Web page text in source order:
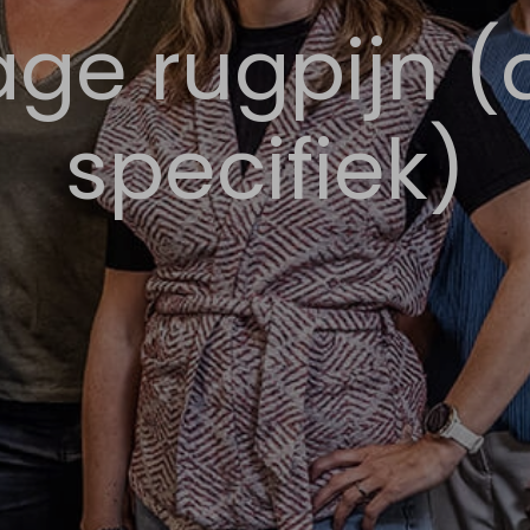
rugpijn
specifiek)